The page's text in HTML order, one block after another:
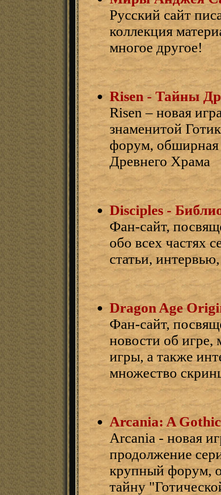
Русский сайт
коллекция
многое другое!
Risen - Тайны
Risen – новая
знаменитой
форум, обширная
Древнего Храма
Disciples -
Фан-сайт,
обо всех частях
статьи,
Dragon Age
Фан-сайт,
новости об игре,
игры, а также
множество
Arcania: A
Arcania - новая
продолжение
крупный форум,
тайну